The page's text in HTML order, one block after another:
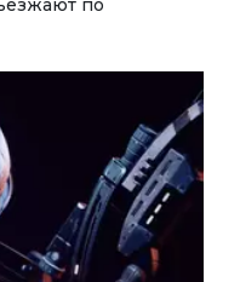
по